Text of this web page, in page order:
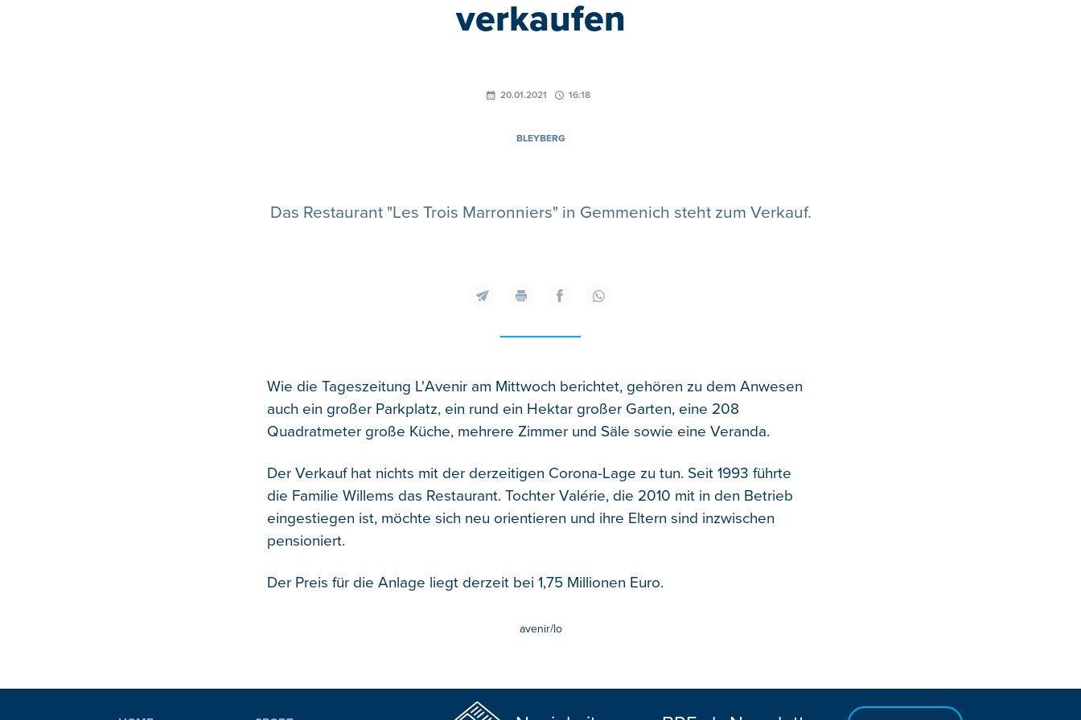
verkaufen
20.01.2021 16:18
BLEYBERG
Das Restaurant "Les Trois Marronniers" in Gemmenich steht zum Verkauf.
Wie die Tageszeitung L'Avenir am Mittwoch berichtet, gehören zu dem Anwesen
auch ein großer Parkplatz, ein rund ein Hektar großer Garten, eine 208
Quadratmeter große Küche, mehrere Zimmer und Säle sowie eine Veranda.
Der Verkauf hat nichts mit der derzeitigen Corona-Lage zu tun. Seit 1993 führte
die Familie Willems das Restaurant. Tochter Valérie, die 2010 mit in den Betrieb
eingestiegen ist, möchte sich neu orientieren und ihre Eltern sind inzwischen
pensioniert.
Der Preis für die Anlage liegt derzeit bei 1,75 Millionen Euro.
avenir/lo